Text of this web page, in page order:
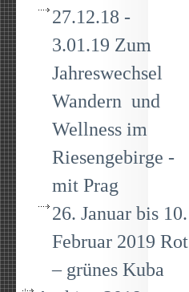
27.12.18 -
3.01.19 Zum
Jahreswechsel
Wandern und
Wellness im
Riesengebirge -
mit Prag
26. Januar bis 10.
Februar 2019 Rot
– grünes Kuba